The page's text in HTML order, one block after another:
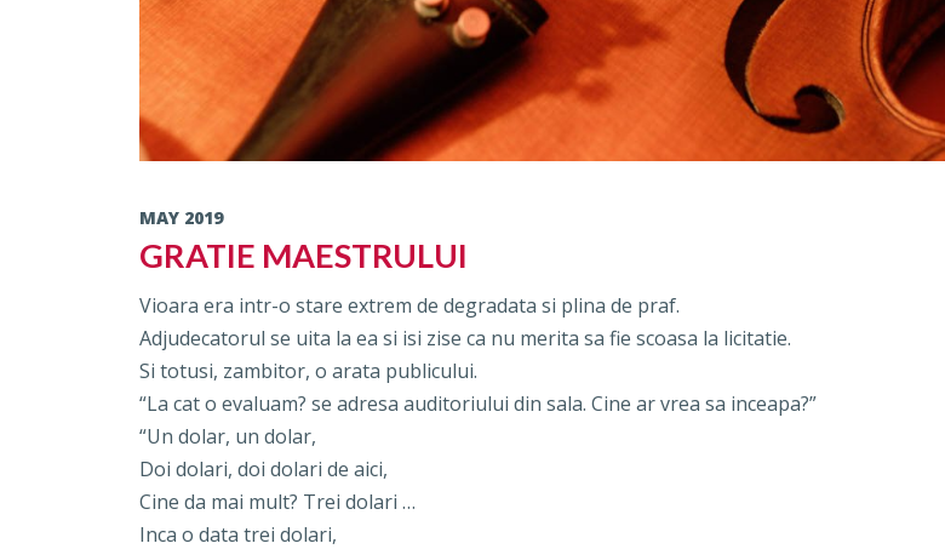
MAY 2019
GRATIE MAESTRULUI
Vioara era intr-o stare extrem de degradata si plina de praf.
Adjudecatorul se uita la ea si isi zise ca nu merita sa fie scoasa la licitatie.
Si totusi, zambitor, o arata publicului.
“La cat o evaluam? se adresa auditoriului din sala. Cine ar vrea sa inceapa?”
“Un dolar, un dolar,
Doi dolari, doi dolari de aici,
Cine da mai mult? Trei dolari …
Inca o data trei dolari,